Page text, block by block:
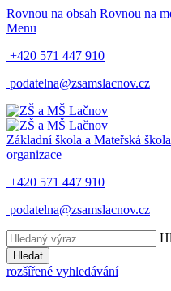
Rovnou na obsah Rovnou na
Menu
+420 571 447 910
podatelna@zsamslacnov.cz
Základní škola a Mateřská
organizace
+420 571 447 910
podatelna@zsamslacnov.cz
Hledat
rozšířené vyhledávání